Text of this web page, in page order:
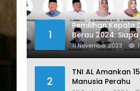
1
Pemilihan Kepala
Berau 2024:
Paling Layak
11 November 2023
2
TNI AL Amankan
Manusia Perahu